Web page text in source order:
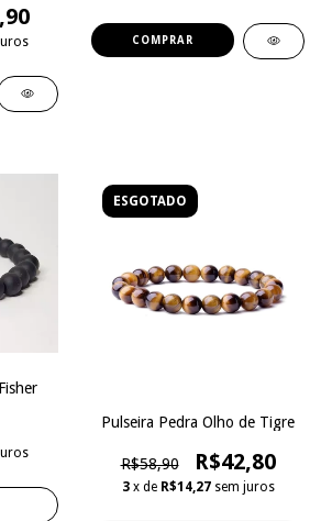
ESGOTADO
Pulseira Pedra Olho de Tigre
R$58,90 R$42,80
3 x de R$14,27 sem juros